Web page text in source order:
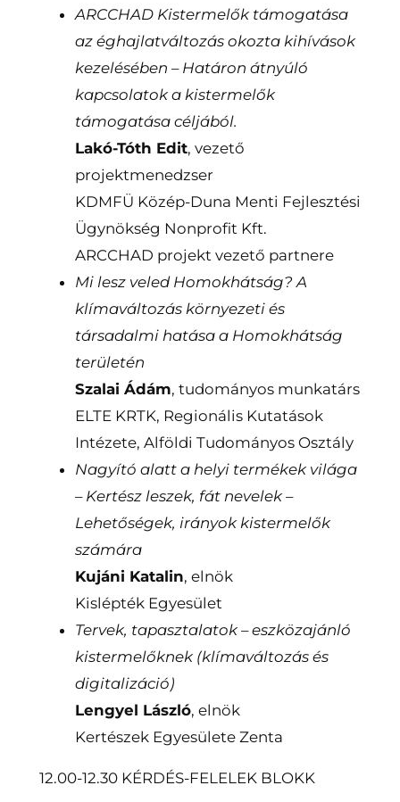
ARCCHAD Kistermelők támogatása
az éghajlatváltozás okozta kihívások
kezelésében – Határon átnyúló
kapcsolatok a kistermelők
támogatása céljából.
Lakó-Tóth Edit, vezető
projektmenedzser
KDMFÜ Közép-Duna Menti Fejlesztési
Ügynökség Nonprofit Kft.
ARCCHAD projekt vezető partnere
Mi lesz veled Homokhátság? A
klímaváltozás környezeti és
társadalmi hatása a Homokhátság
területén
Szalai Ádám, tudományos munkatárs
ELTE KRTK, Regionális Kutatások
Intézete, Alföldi Tudományos Osztály
Nagyító alatt a helyi termékek világa
– Kertész leszek, fát nevelek –
Lehetőségek, irányok kistermelők
számára
Kujáni Katalin, elnök
Kislépték Egyesület
Tervek, tapasztalatok – eszközajánló
kistermelőknek (klímaváltozás és
digitalizáció)
Lengyel László, elnök
Kertészek Egyesülete Zenta
12.00-12.30 KÉRDÉS-FELELEK BLOKK